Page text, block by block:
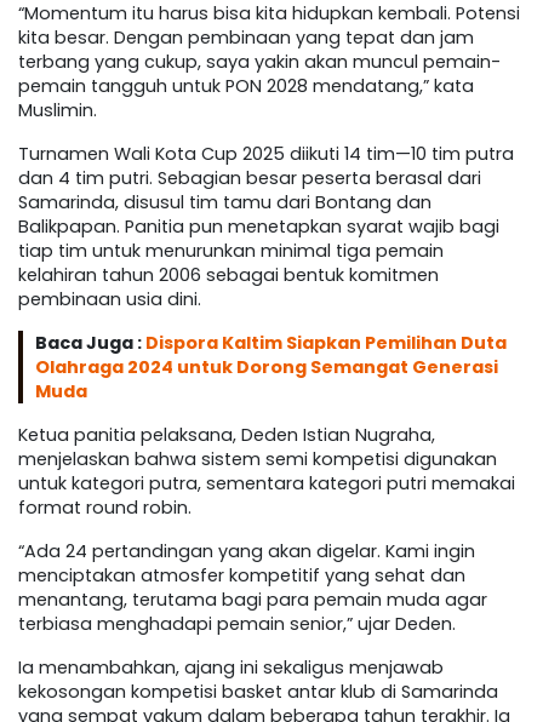
“Momentum itu harus bisa kita hidupkan kembali. Potensi
kita besar. Dengan pembinaan yang tepat dan jam
terbang yang cukup, saya yakin akan muncul pemain-
pemain tangguh untuk PON 2028 mendatang,” kata
Muslimin.
Turnamen Wali Kota Cup 2025 diikuti 14 tim—10 tim putra
dan 4 tim putri. Sebagian besar peserta berasal dari
Samarinda, disusul tim tamu dari Bontang dan
Balikpapan. Panitia pun menetapkan syarat wajib bagi
tiap tim untuk menurunkan minimal tiga pemain
kelahiran tahun 2006 sebagai bentuk komitmen
pembinaan usia dini.
Baca Juga : Dispora Kaltim Siapkan Pemilihan Duta
Olahraga 2024 untuk Dorong Semangat Generasi
Muda
Ketua panitia pelaksana, Deden Istian Nugraha,
menjelaskan bahwa sistem semi kompetisi digunakan
untuk kategori putra, sementara kategori putri memakai
format round robin.
“Ada 24 pertandingan yang akan digelar. Kami ingin
menciptakan atmosfer kompetitif yang sehat dan
menantang, terutama bagi para pemain muda agar
terbiasa menghadapi pemain senior,” ujar Deden.
Ia menambahkan, ajang ini sekaligus menjawab
kekosongan kompetisi basket antar klub di Samarinda
yang sempat vakum dalam beberapa tahun terakhir. Ia